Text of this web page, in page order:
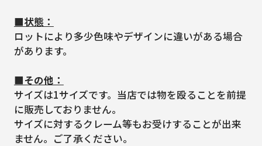
■状態：
ロットにより多少色味やデザインに違いがある場合
があります。
■その他：
サイズは1サイズです。当店では物を殴ることを前提
に販売しておりません。
サイズに対するクレーム等もお受けすることが出来
ません。ご了承ください。